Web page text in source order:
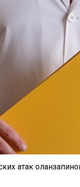
атак